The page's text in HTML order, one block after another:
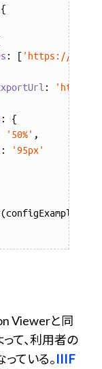
{
: [ 'https://'
:
: {
'50%' ,
:
'95px'
Viewerと同
て、利用者の
ている。IIIF